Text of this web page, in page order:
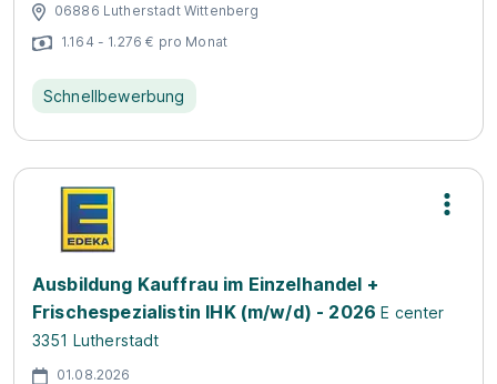
06886 Lutherstadt Wittenberg
1.164 - 1.276 € pro Monat
Schnellbewerbung
Ausbildung Kauffrau im Einzelhandel +
Frischespezialistin IHK (m/w/d) - 2026 E center
3351 Lutherstadt
01.08.2026